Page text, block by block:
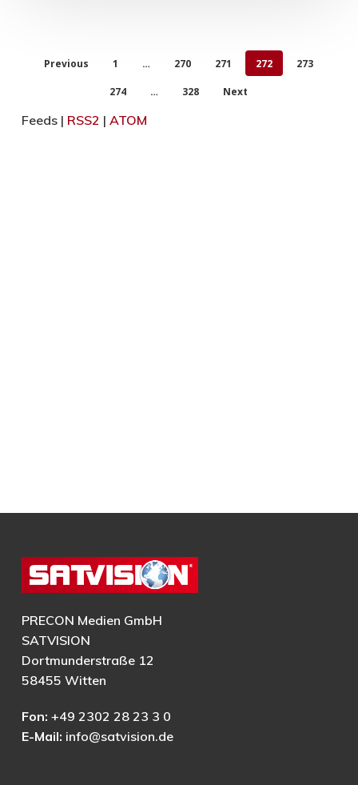
Previous 1 … 270 271 272 273
274 … 328 Next
Feeds | RSS2 | ATOM
PRECON Medien GmbH
SATVISION
Dortmunderstraße 12
58455 Witten
Fon: +49 2302 28 23 3 0
E-Mail: info@satvision.de